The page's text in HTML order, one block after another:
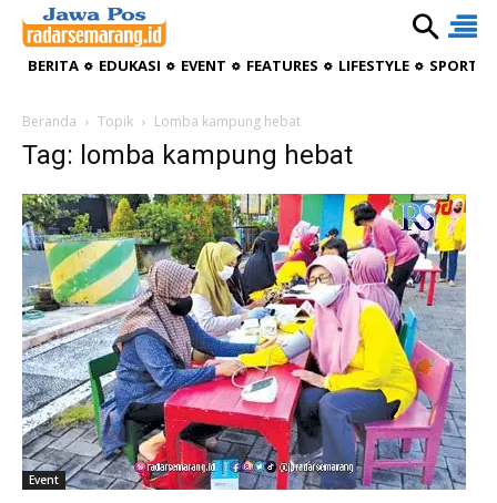
BERITA EDUKASI EVENT FEATURES LIFESTYLE
Beranda Topik Lomba kampung hebat
Tag: lomba kampung hebat
Event